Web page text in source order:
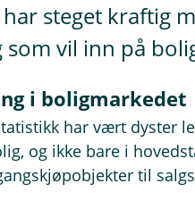
steget kraftig
som vil inn på
i boligmarkedet
har vært dyster
og ikke bare i
til